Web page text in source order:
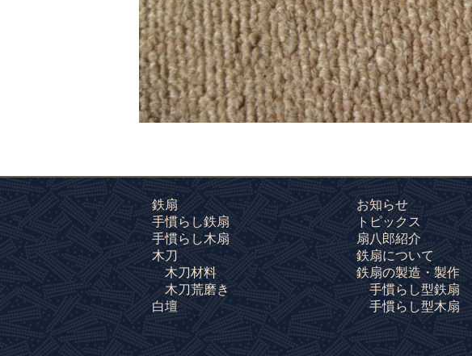
鉄扇
手慣らし鉄扇
手慣らし木扇
木刀
木刀材料
木刀荒磨き
白壇
お知らせ
トピックス
扇八郎紹介
鉄扇について
鉄扇の製造・製作
手慣らし型鉄扇
手慣らし型木扇